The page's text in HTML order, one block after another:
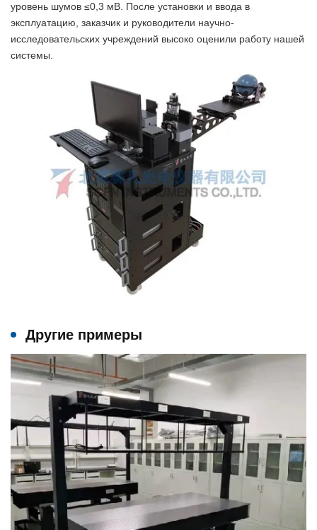
уровень шумов ≤0,3 мВ. После установки и ввода в
эксплуатацию, заказчик и руководители научно-
исследовательских учреждений высоко оценили работу нашей
системы.
Другие примеры